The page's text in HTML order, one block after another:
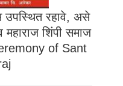
उपस्थित रहावे, असे
शिंपी समाज
of Sant